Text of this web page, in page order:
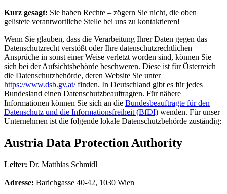
Kurz gesagt: Sie haben Rechte – zögern Sie nicht, die oben
gelistete verantwortliche Stelle bei uns zu kontaktieren!
Wenn Sie glauben, dass die Verarbeitung Ihrer Daten gegen das
Datenschutzrecht verstößt oder Ihre datenschutzrechtlichen
Ansprüche in sonst einer Weise verletzt worden sind, können Sie
sich bei der Aufsichtsbehörde beschweren. Diese ist für Österreich
die Datenschutzbehörde, deren Website Sie unter
https://www.dsb.gv.at/finden. In Deutschland gibt es für jedes
Bundesland einen Datenschutzbeauftragten. Für nähere
Informationen können Sie sich an die Bundesbeauftragte für den
Datenschutz und die Informationsfreiheit (BfDI) wenden. Für unser
Unternehmen ist die folgende lokale Datenschutzbehörde zuständig:
Austria Data Protection Authority
Leiter: Dr. Matthias Schmidl
Adresse: Barichgasse 40-42, 1030 Wien